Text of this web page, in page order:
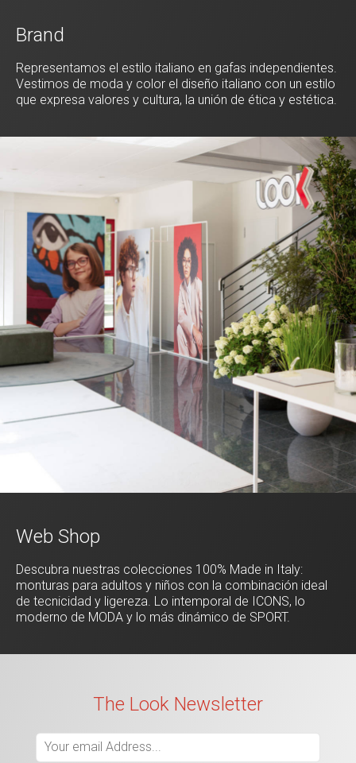
Brand
Representamos el estilo italiano en gafas independientes.
Vestimos de moda y color el diseño italiano con un estilo
que expresa valores y cultura, la unión de ética y estética.
Web Shop
Descubra nuestras colecciones 100% Made in Italy:
monturas para adultos y niños con la combinación ideal
de tecnicidad y ligereza. Lo intemporal de ICONS, lo
moderno de MODA y lo más dinámico de SPORT.
The Look Newsletter